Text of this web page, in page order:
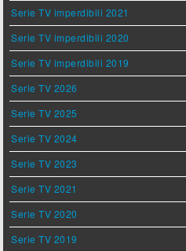
Serie TV imperdibili 2021
Serie TV imperdibili 2020
Serie TV imperdibili 2019
Serie TV 2026
Serie TV 2025
Serie TV 2024
Serie TV 2023
Serie TV 2021
Serie TV 2020
Serie TV 2019